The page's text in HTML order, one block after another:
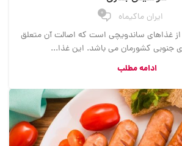
ایران ماکیماه 0
غذاهای ساندویچی است که اصالت آن متعلق
جنوبی کشورمان می باشد. این غذا...
ادامه مطلب